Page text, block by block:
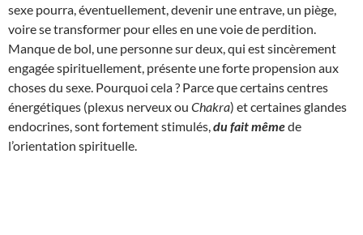
sexe pourra, éventuellement, devenir une entrave, un piège,
voire se transformer pour elles en une voie de perdition.
Manque de bol, une personne sur deux, qui est sincèrement
engagée spirituellement, présente une forte propension aux
choses du sexe. Pourquoi cela ? Parce que certains centres
énergétiques (plexus nerveux ou Chakra) et certaines glandes
endocrines, sont fortement stimulés, du fait mêmede
l’orientation spirituelle.